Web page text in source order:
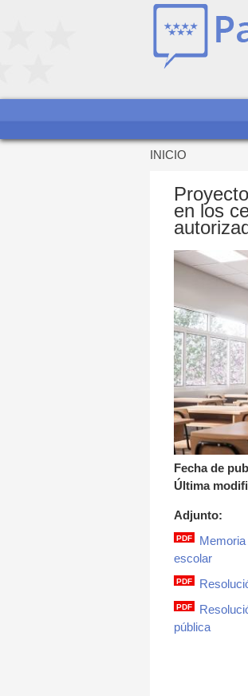
encuentra
usted
aquí
INICIO
en los
Fecha de
Última
Adjunto:
PDF
escolar
PDF
PDF
pública